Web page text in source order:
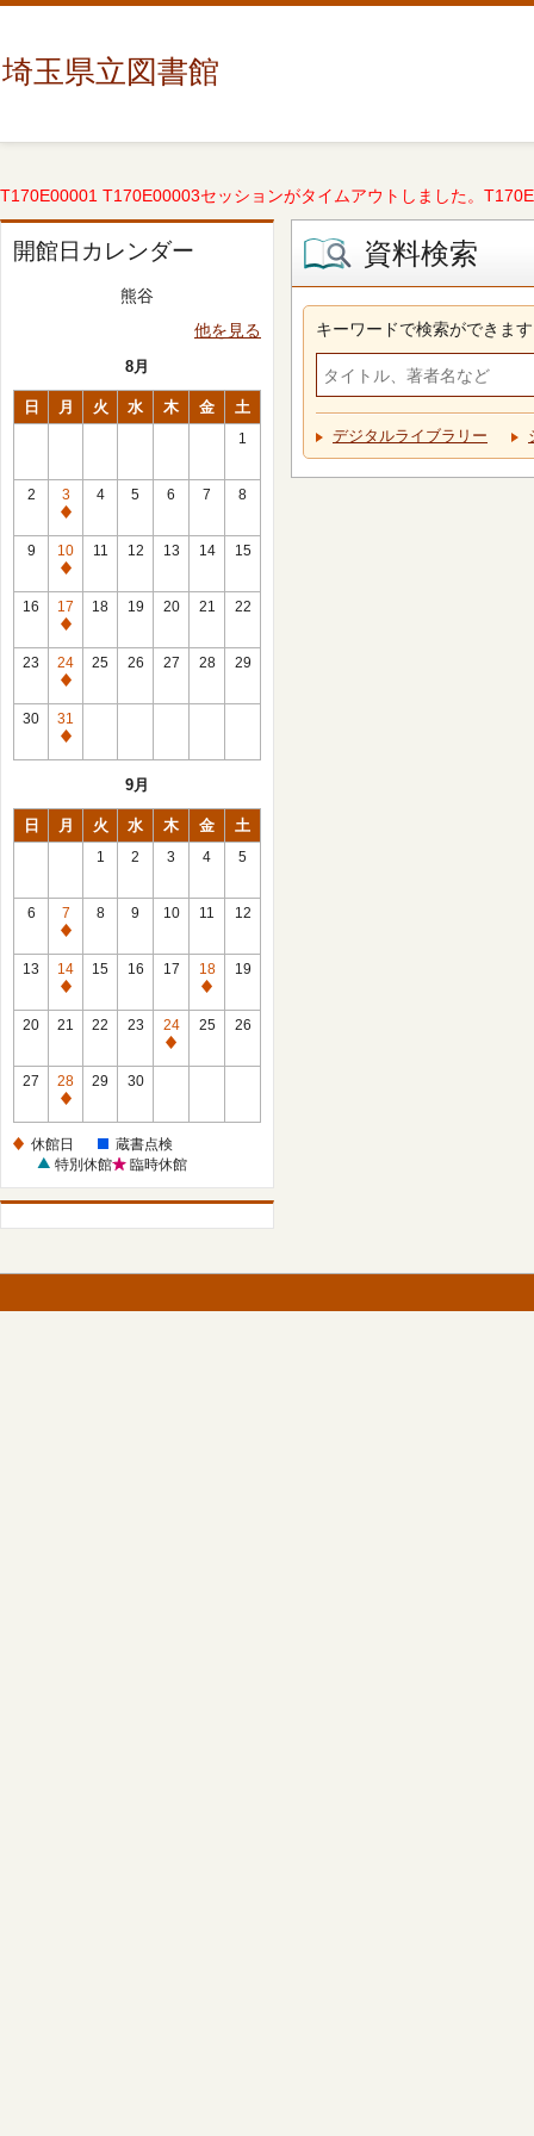
埼玉県立図書館
T170E00001 T170E00003セッションがタイムアウトしました。
開館日カレンダー
熊谷
他を見る
8月
日 月 火 水 木 金 土
1
2
3
休
館
日
4 5 6 7 8
9
10
休
館
日
11 12 13 14 15
16
17
休
館
日
18 19 20 21 22
23
24
休
館
日
25 26 27 28 29
30
31
休
9月
日 月 火 水 木 金 土
1 2 3 4 5
6
7
休
館
日
8 9 10 11 12
13
14
休
館
15 16 17
18
休
館
19
20 21 22 23
24
休
25 26
27
28
休
日
29 30
休館日
蔵書点検
特別休館
臨時休館
資料検索
キーワードで検索ができます
デジタルライブラリー